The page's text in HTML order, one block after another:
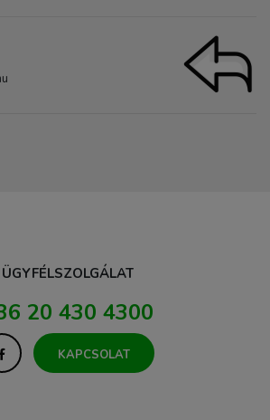
ÜGYFÉLSZOLGÁLAT
20 430 4300
KAPCSOLAT